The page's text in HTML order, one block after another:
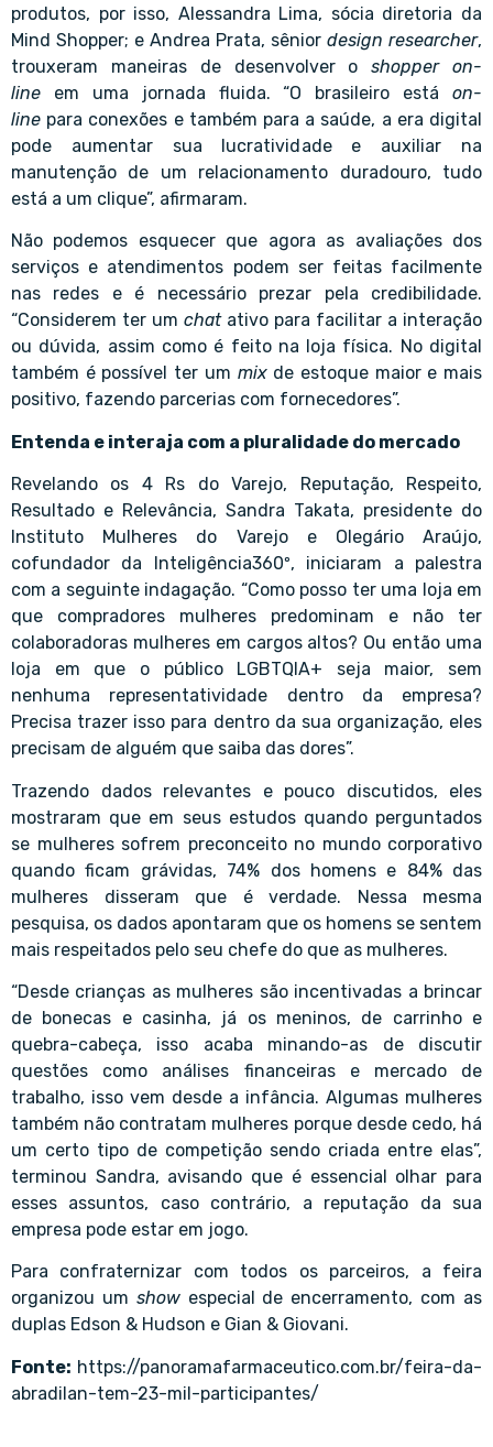
produtos, por isso, Alessandra Lima, sócia diretoria da
Mind Shopper; e Andrea Prata, sênior design researcher,
trouxeram maneiras de desenvolver oshopper on-
line em uma jornada fluida. “O brasileiro está on-
line para conexões e também para a saúde, a era digital
pode aumentar sua lucratividade e auxiliar na
manutenção de um relacionamento duradouro, tudo
está a um clique”, afirmaram.
Não podemos esquecer que agora as avaliações dos
serviços e atendimentos podem ser feitas facilmente
nas redes e é necessário prezar pela credibilidade.
“Considerem ter um chat ativo para facilitar a interação
ou dúvida, assim como é feito na loja física. No digital
também é possível ter um mixde estoque maior e mais
positivo, fazendo parcerias com fornecedores”.
Entenda e interaja com a pluralidade do mercado
Revelando os 4 Rs do Varejo, Reputação, Respeito,
Resultado e Relevância, Sandra Takata, presidente do
Instituto Mulheres do Varejo e Olegário Araújo,
cofundador da Inteligência360º, iniciaram a palestra
com a seguinte indagação. “Como posso ter uma loja em
que compradores mulheres predominam e não ter
colaboradoras mulheres em cargos altos? Ou então uma
loja em que o público LGBTQIA+ seja maior, sem
nenhuma representatividade dentro da empresa?
Precisa trazer isso para dentro da sua organização, eles
precisam de alguém que saiba das dores”.
Trazendo dados relevantes e pouco discutidos, eles
mostraram que em seus estudos quando perguntados
se mulheres sofrem preconceito no mundo corporativo
quando ficam grávidas, 74% dos homens e 84% das
mulheres disseram que é verdade. Nessa mesma
pesquisa, os dados apontaram que os homens se sentem
mais respeitados pelo seu chefe do que as mulheres.
“Desde crianças as mulheres são incentivadas a brincar
de bonecas e casinha, já os meninos, de carrinho e
quebra-cabeça, isso acaba minando-as de discutir
questões como análises financeiras e mercado de
trabalho, isso vem desde a infância. Algumas mulheres
também não contratam mulheres porque desde cedo, há
um certo tipo de competição sendo criada entre elas”,
terminou Sandra, avisando que é essencial olhar para
esses assuntos, caso contrário, a reputação da sua
empresa pode estar em jogo.
Para confraternizar com todos os parceiros, a feira
organizou um showespecial de encerramento, com as
duplas Edson & Hudson e Gian & Giovani.
Fonte: https://panoramafarmaceutico.com.br/feira-da-
abradilan-tem-23-mil-participantes/